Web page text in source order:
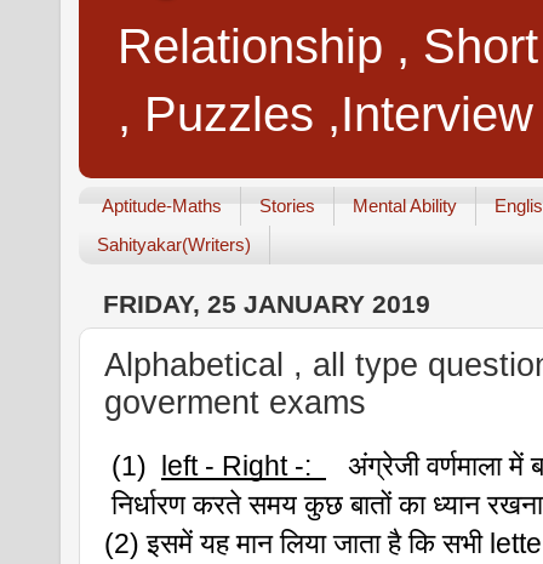
Relationship ,
, Puzzles
Aptitude-Maths Stories Mental Ability
Sahityakar(Writers)
FRIDAY, 25 JANUARY 2019
Alphabetical , all type
goverment exams
(1) left - Right -:
अंग्रेजी वर्णमाला में
निर्धारण करते समय कुछ बातों का ध्यान रखना
(2) इसमें यह मान लिया जाता है कि सभी